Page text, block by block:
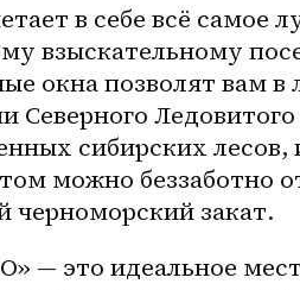
в себе всё самое
взыскательному
окна позволят вам в
Северного
сибирских
можно беззаботно
черноморский закат.
— это идеальное